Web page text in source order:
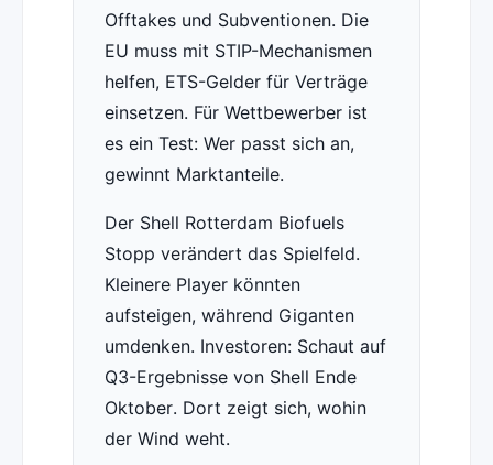
Offtakes und Subventionen. Die
EU muss mit STIP-Mechanismen
helfen, ETS-Gelder für Verträge
einsetzen. Für Wettbewerber ist
es ein Test: Wer passt sich an,
gewinnt Marktanteile.
Der Shell Rotterdam Biofuels
Stopp verändert das Spielfeld.
Kleinere Player könnten
aufsteigen, während Giganten
umdenken. Investoren: Schaut auf
Q3-Ergebnisse von Shell Ende
Oktober. Dort zeigt sich, wohin
der Wind weht.